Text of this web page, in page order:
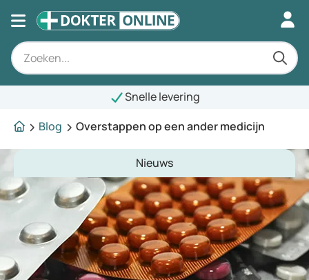
Snelle levering
Blog
Overstappen op een ander medicijn
Nieuws